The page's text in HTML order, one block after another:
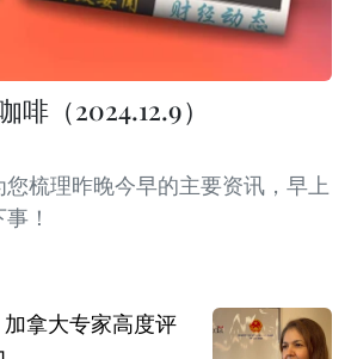
（2024.12.9）
梳理昨晚今早的主要资讯，早上
！
拿大专家高度评